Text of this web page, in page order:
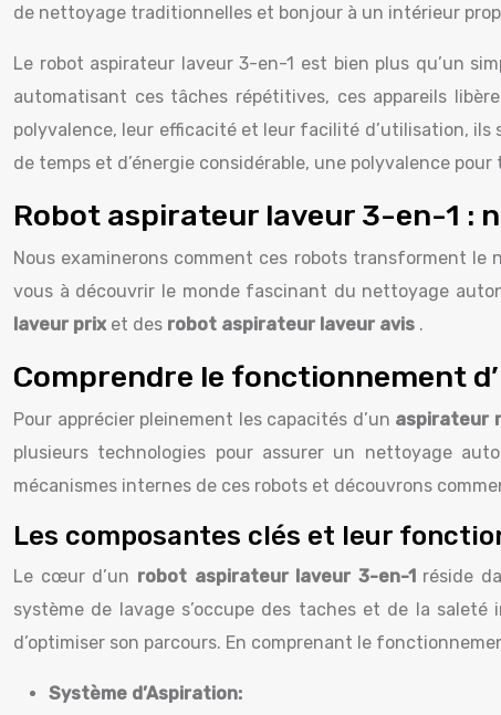
de nettoyage traditionnelles et bonjour à un intérieur
Le robot aspirateur laveur 3-en-1 est bien plus qu’un
automatisant ces tâches répétitives, ces appareils
polyvalence, leur efficacité et leur facilité d’utilisation,
de temps et d’énergie considérable, une polyvalence
Robot aspirateur laveur 3-en-1 :
Nous examinerons comment ces robots transforment
vous à découvrir le monde fascinant du nettoyage
laveur prix et des robot aspirateur laveur avis .
Comprendre le fonctionnement
Pour apprécier pleinement les capacités d’un aspirateur
plusieurs technologies pour assurer un nettoyage
mécanismes internes de ces robots et découvrons
Les composantes clés et leur
Le cœur d’un robot aspirateur laveur 3-en-1 réside
système de lavage s’occupe des taches et de la
d’optimiser son parcours. En comprenant le
Système d’Aspiration: